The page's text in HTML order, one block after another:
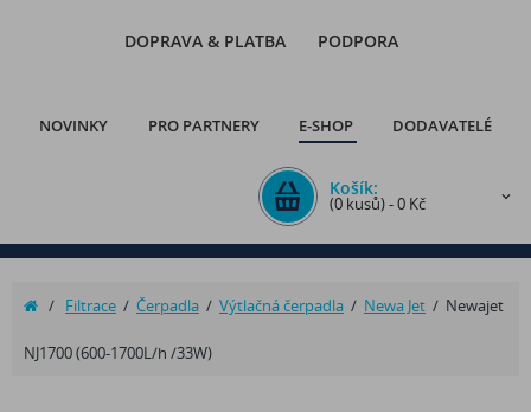
DOPRAVA & PLATBA PODPORA
NOVINKY PRO PARTNERY E-SHOP DODAVATELÉ
Košík:
(0 kusů) - 0 Kč
/ Filtrace / Čerpadla / Výtlačná čerpadla / Newa Jet / Newajet
NJ1700 (600-1700L/h /33W)